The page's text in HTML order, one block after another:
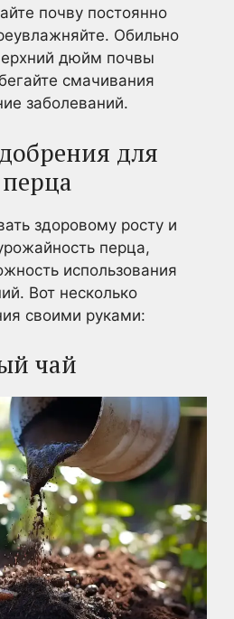
почву постоянно
Обильно
дюйм почвы
смачивания
заболеваний.
для
здоровому росту и
перца,
использования
Вот несколько
своими руками:
чай